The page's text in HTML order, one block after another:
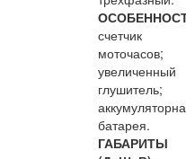
счетчик
моточасов;
увеличенный
глушитель;
батарея.
ГАБАРИТЫ